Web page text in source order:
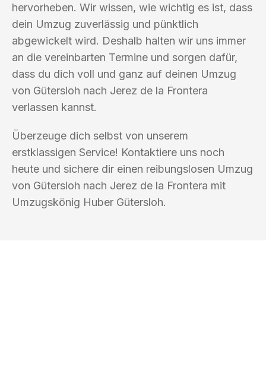
hervorheben. Wir wissen, wie wichtig es ist, dass
dein Umzug zuverlässig und pünktlich
abgewickelt wird. Deshalb halten wir uns immer
an die vereinbarten Termine und sorgen dafür,
dass du dich voll und ganz auf deinen Umzug
von Gütersloh nach Jerez de la Frontera
verlassen kannst.
Überzeuge dich selbst von unserem
erstklassigen Service! Kontaktiere uns noch
heute und sichere dir einen reibungslosen Umzug
von Gütersloh nach Jerez de la Frontera mit
Umzugskönig Huber Gütersloh.